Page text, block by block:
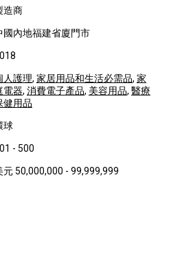
造商
國內地福建省廈門市
人護理, 家居用品和生活必需品, 家
電器, 消費電子產品, 美容用品, 醫療
健用品
球
- 500
元 50,000,000 - 99,999,999